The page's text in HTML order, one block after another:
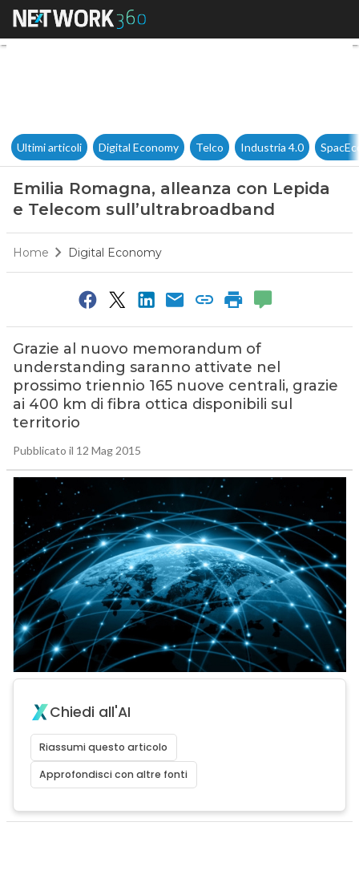
Emilia Romagna, alleanza
Ultimi articoli Digital Economy Telco Industria 4.0
Emilia Romagna, alleanza con Lepida
e Telecom sull’ultrabroadband
Home Digital Economy
Grazie al nuovo memorandum of
understanding saranno attivate nel
prossimo triennio 165 nuove centrali, grazie
ai 400 km di fibra ottica disponibili sul
territorio
Pubblicato il 12 Mag 2015
Chiedi all'AI
Riassumi questo articolo
Approfondisci con altre fonti